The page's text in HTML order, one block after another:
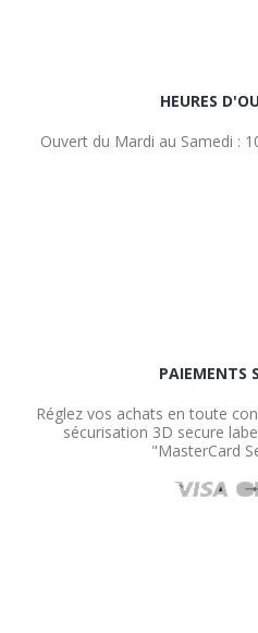
HEURES
Ouvert du Mardi au Samedi :
PAIEMENTS
Réglez vos achats en toute
sécurisation 3D secure
"MasterCard